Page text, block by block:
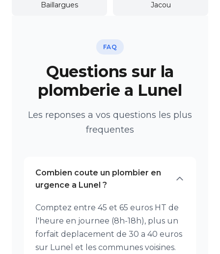
Baillargues Jacou
FAQ
Questions sur la
plomberie a Lunel
Les reponses a vos questions les plus
frequentes
Combien coute un plombier en
urgence a Lunel ?
Comptez entre 45 et 65 euros HT de
l'heure en journee (8h-18h), plus un
forfait deplacement de 30 a 40 euros
sur Lunel et les communes voisines.